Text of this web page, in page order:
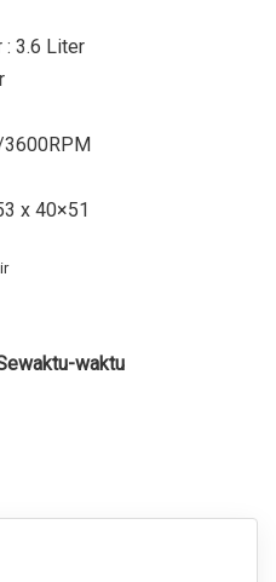
: 3.6 Liter
3600RPM
x 40×51
waktu